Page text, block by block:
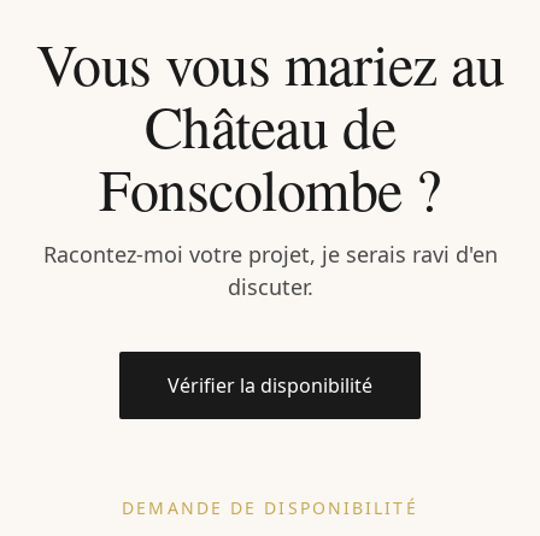
Vous vous mariez au
Château de
Fonscolombe ?
Racontez-moi votre projet, je serais ravi d'en
discuter.
Vérifier la disponibilité
DEMANDE DE DISPONIBILITÉ